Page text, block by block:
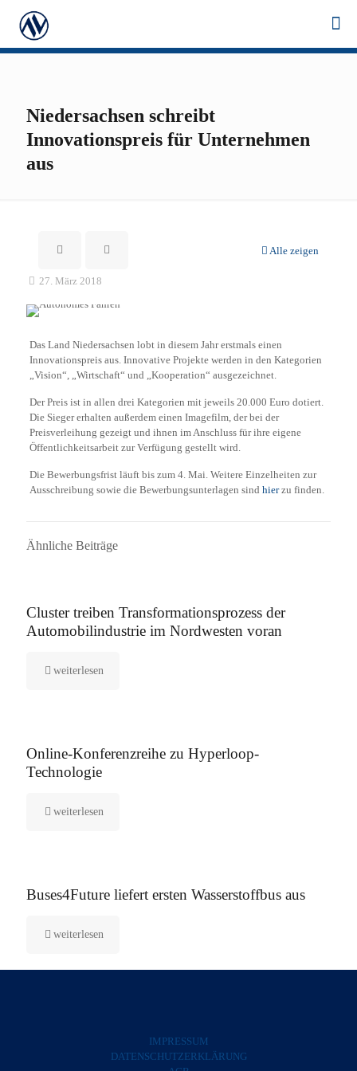
Niedersachsen schreibt
Innovationspreis für Unternehmen
aus
Alle zeigen
27. März 2018
Das Land Niedersachsen lobt in diesem Jahr erstmals einen
Innovationspreis aus. Innovative Projekte werden in den Kategorien
„Vision“, „Wirtschaft“ und „Kooperation“ ausgezeichnet.
Der Preis ist in allen drei Kategorien mit jeweils 20.000 Euro dotiert.
Die Sieger erhalten außerdem einen Imagefilm, der bei der
Preisverleihung gezeigt und ihnen im Anschluss für ihre eigene
Öffentlichkeitsarbeit zur Verfügung gestellt wird.
Die Bewerbungsfrist läuft bis zum 4. Mai. Weitere Einzelheiten zur
Ausschreibung sowie die Bewerbungsunterlagen sind hierzu finden.
Ähnliche Beiträge
Cluster treiben Transformationsprozess der
Automobilindustrie im Nordwesten voran
weiterlesen
Online-Konferenzreihe zu Hyperloop-
Technologie
weiterlesen
Buses4Future liefert ersten Wasserstoffbus aus
weiterlesen
IMPRESSUM
DATENSCHUTZERKLÄRUNG